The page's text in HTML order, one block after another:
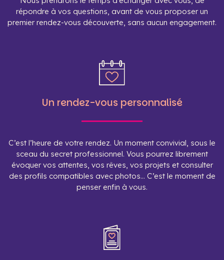
répondre à vos questions, avant de vous proposer un
premier rendez-vous découverte, sans aucun engagement.
Un rendez-vous personnalisé
C’est l’heure de votre rendez. Un moment convivial, sous le
sceau du secret professionnel. Vous pourrez librement
évoquer vos attentes, vos rêves, vos projets et consulter
des profils compatibles avec photos… C’est le moment de
penser enfin à vous.